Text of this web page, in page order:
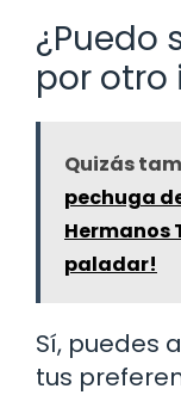
¿Puedo
por otro
Quizás
pechuga
Hermanos
paladar!
Sí, puedes
tus